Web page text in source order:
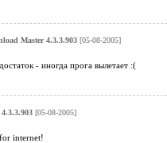
Master 4.3.3.903[05-08-2005]
- иногда прога вылетает :(
[05-08-2005]
internet!